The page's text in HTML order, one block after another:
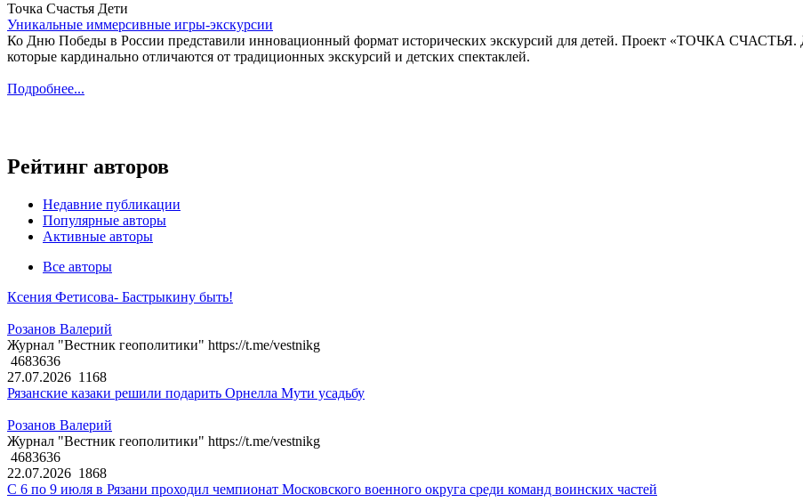
Точка Счастья Дети
Уникальные иммерсивные игры-экскурсии
Ко Дню Победы в России представили инновационный формат исторических экскурсий для детей. Проект «ТОЧКА
которые кардинально отличаются от традиционных экскурсий и детских спектаклей.
Подробнее...
Рейтинг авторов
Недавние публикации
Популярные авторы
Активные авторы
Все авторы
Ксения Фетисова- Бастрыкину быть!
Розанов Валерий
Журнал "Вестник геополитики" https://t.me/vestnikg
4683636
27.07.2026 1168
Рязанские казаки решили подарить Орнелла Мути усадьбу
Розанов Валерий
Журнал "Вестник геополитики" https://t.me/vestnikg
4683636
22.07.2026 1868
С 6 по 9 июля в Рязани проходил чемпионат Московского военного округа среди команд воинских частей